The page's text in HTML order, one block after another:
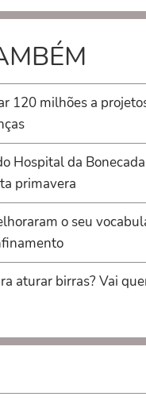
120 milhões a
Hospital da Bonecada
primavera
o seu
aturar birras? Vai